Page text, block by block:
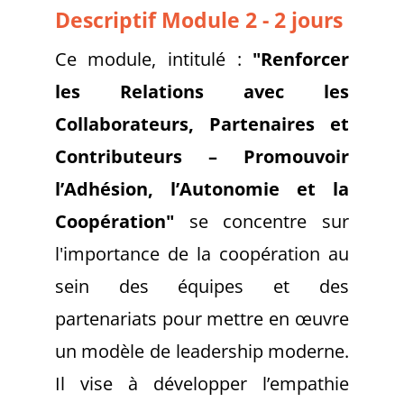
Descriptif Module 2 - 2 jours
Ce module, intitulé : "Renforcer
les Relations avec les
Collaborateurs, Partenaires et
Contributeurs – Promouvoir
l’Adhésion, l’Autonomie et la
Coopération"se concentre sur
l'importance de la coopération au
sein des équipes et des
partenariats pour mettre en œuvre
un modèle de leadership moderne.
Il vise à développer l’empathie